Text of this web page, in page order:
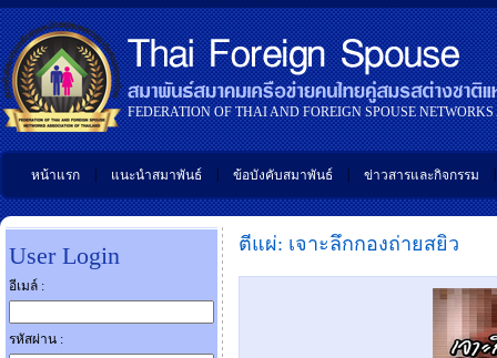
FEDERATION OF THAI AND FOREIGN SPOUSE
หน้าแรก แนะนำสมาพันธ์ ข้อบังคับสมาพันธ์ ข่าวสารและกิจกรรม
User Login
อีเมล์ :
รหัสผ่าน :
ตีแผ่: เจาะลึกกองถ่ายสยิว